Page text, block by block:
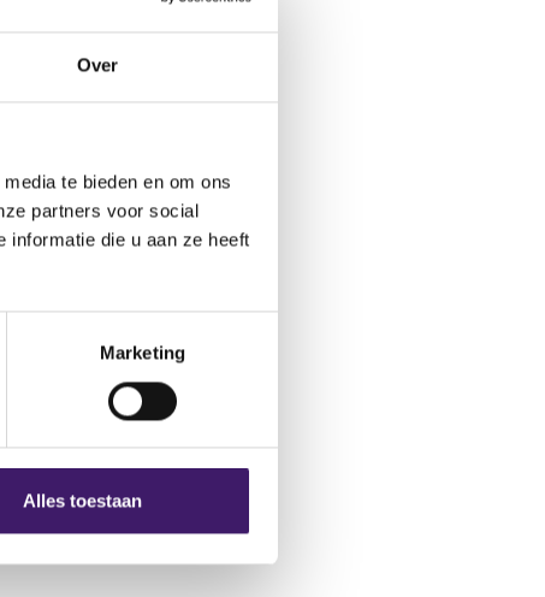
Over
te bieden en om ons
partners voor social
informatie die u aan ze heeft
Marketing
Alles toestaan